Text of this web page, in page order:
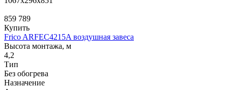
859 789
Купить
Frico ARFEC4215A воздушная завеса
Высота монтажа, м
4,2
Тип
Без обогрева
Назначение